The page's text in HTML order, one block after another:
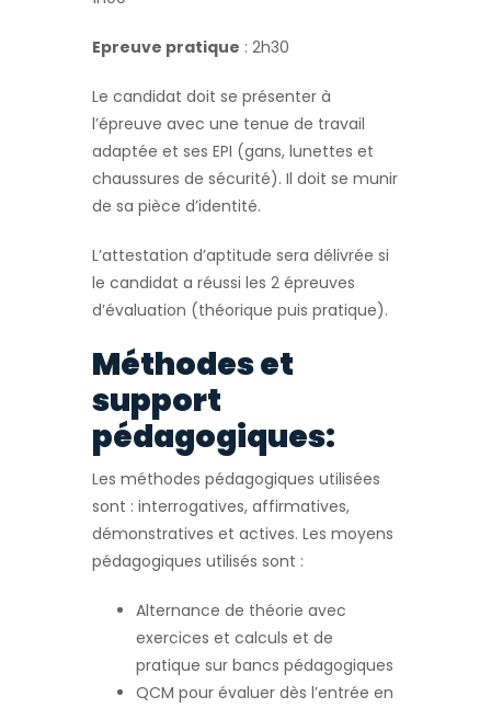
Epreuve pratique : 2h30
Le candidat doit se présenter à
l’épreuve avec une tenue de travail
adaptée et ses EPI (gans, lunettes et
chaussures de sécurité). Il doit se munir
de sa pièce d’identité.
L’attestation d’aptitude sera délivrée si
le candidat a réussi les 2 épreuves
d’évaluation (théorique puis pratique).
Méthodes et
support
pédagogiques:
Les méthodes pédagogiques utilisées
sont : interrogatives, affirmatives,
démonstratives et actives. Les moyens
pédagogiques utilisés sont :
Alternance de théorie avec
exercices et calculs et de
pratique sur bancs pédagogiques
QCM pour évaluer dès l’entrée en